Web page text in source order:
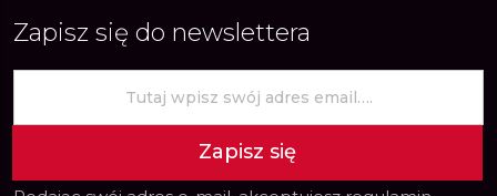
Zapisz się do newslettera
Zapisz się